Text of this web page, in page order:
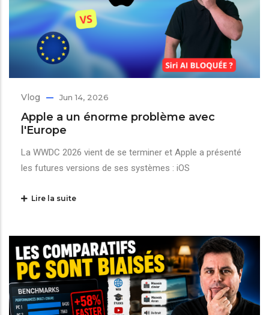
Vlog Jun 14, 2026
Apple a un énorme problème avec
l'Europe
La WWDC 2026 vient de se terminer et Apple a présenté
les futures versions de ses systèmes : iOS
Lire la suite